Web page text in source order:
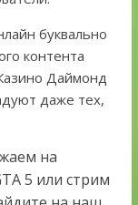
буквально
контента
Даймонд
даже тех,
на
5 или стрим